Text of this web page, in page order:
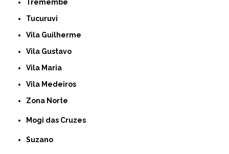
Tremembé
Tucuruvi
Vila Guilherme
Vila Gustavo
Vila Maria
Vila Medeiros
Zona Norte
Mogi das Cruzes
Suzano